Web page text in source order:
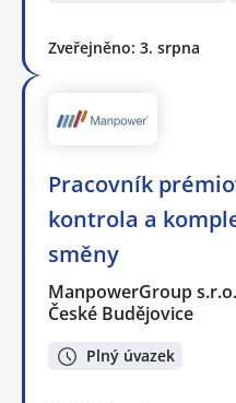
Zveřejněno: 3. srpna
Pracovník
kontrola a
směny
ManpowerGroup s.r.o.
České Budějovice
Plný úvazek